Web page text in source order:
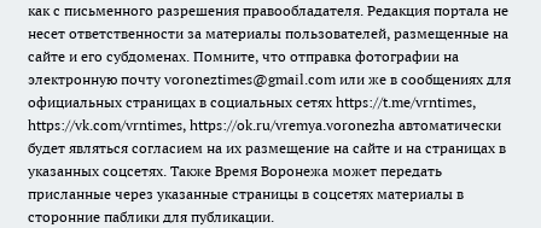
как с письменного разрешения правообладателя. Редакция портала не
несет ответственности за материалы пользователей, размещенные на
сайте и его субдоменах. Помните, что отправка фотографии на
электронную почту voroneztimes@gmail.com или же в сообщениях для
официальных страницах в социальных сетях https://t.me/vrntimes,
https://vk.com/vrntimes, https://ok.ru/vremya.voronezha автоматически
будет являться согласием на их размещение на сайте и на страницах в
указанных соцсетях. Также Время Воронежа может передать
присланные через указанные страницы в соцсетях материалы в
сторонние паблики для публикации.